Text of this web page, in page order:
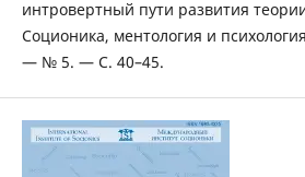
интровертный пути развития
Соционика, ментология и
— № 5. — С. 40–45.